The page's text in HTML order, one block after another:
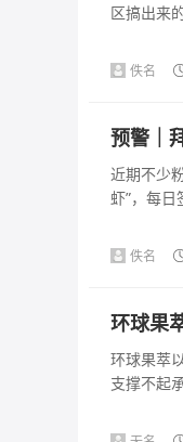
区搞出来
佚名
预警｜
近期不少
虾”，每
佚名
环球果
环球果萃
支撑不起